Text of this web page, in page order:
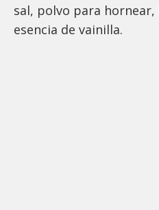
sal, polvo para hornear,
esencia de vainilla.